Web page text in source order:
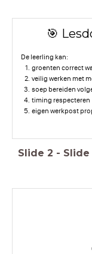
🎯
De leerling kan:
groenten correct
veilig werken met
soep bereiden
timing respecteren
eigen werkpost
Slide 2 - Slide